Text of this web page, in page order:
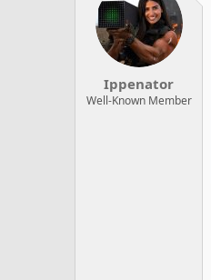
Ippenator
Well-Known Member